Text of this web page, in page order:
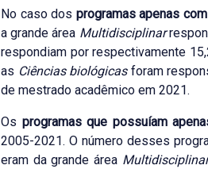
No caso dos programas apenas
a grande área Multidisciplinar
respondiam por respectivamente
as Ciências biológicasforam
de mestrado acadêmico em 2021.
Os programas que possuíam
2005-2021. O número desses
eram da grande área Multidisciplinar